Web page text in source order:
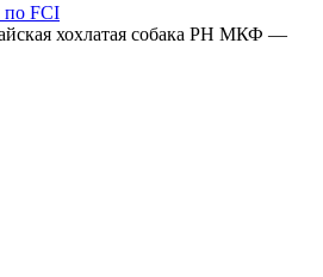
FCI
хохлатая собака РН МКФ —